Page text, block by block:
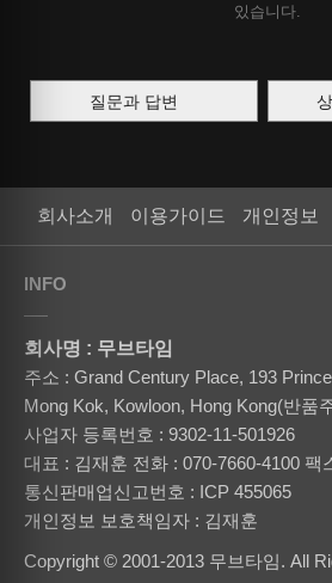
있습니다.
질문과 답변
회사소개 이용가이드 개인정보
INFO
회사명 : 무브타임
주소 : Grand Century Place, 193
Mong Kok, Kowloon, Hong Kong(반품
사업자 등록번호 : 9302-11-501926
대표 : 김재훈 전화 : 070-7660-4100 팩
통신판매업신고번호 : ICP 455065
개인정보 보호책임자 : 김재훈
Copyright © 2001-2013 무브타임. All